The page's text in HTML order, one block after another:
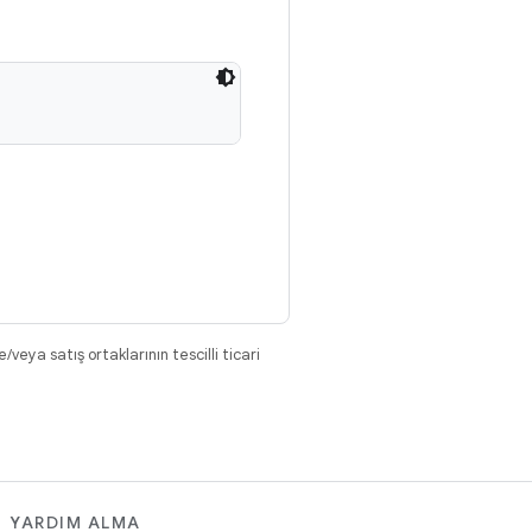
satış ortaklarının tescilli ticari
YARDIM ALMA